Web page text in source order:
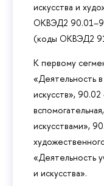
искусства и
ОКВЭД2
(коды ОКВЭД2
К первому
«Деятельность
искусств»,
искусствами»,
«Деятельность
и искусства».